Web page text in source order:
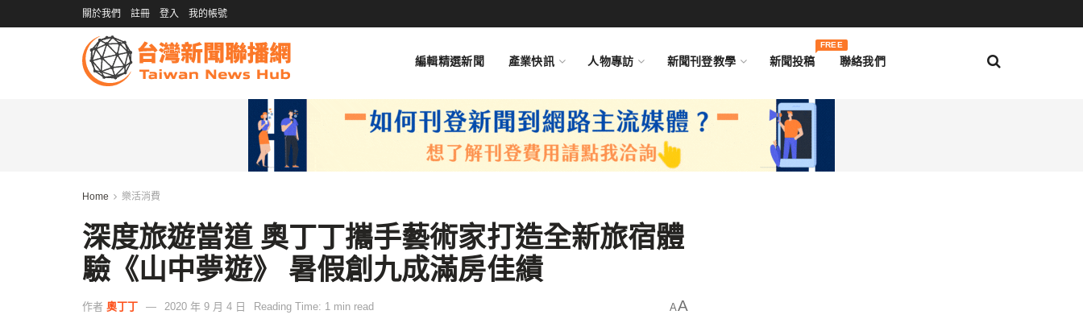
關於我們 註冊 登入 我的帳號
編輯精選新聞 產業快訊 人物專訪 新聞刊登教學 新聞投稿
FREE
聯絡我們
Home 樂活消費
深度旅遊當道 奧丁丁攜手藝術家打造全新旅宿體
驗《山中夢遊》 暑假創九成滿房佳績
作者 奧丁丁 2020 年 9 月 4 日 Reading Time: 1 min read AA